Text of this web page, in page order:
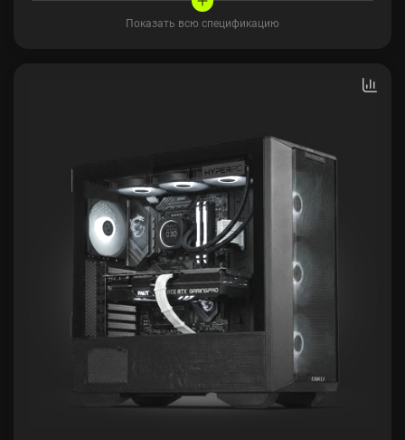
Показать всю спецификацию